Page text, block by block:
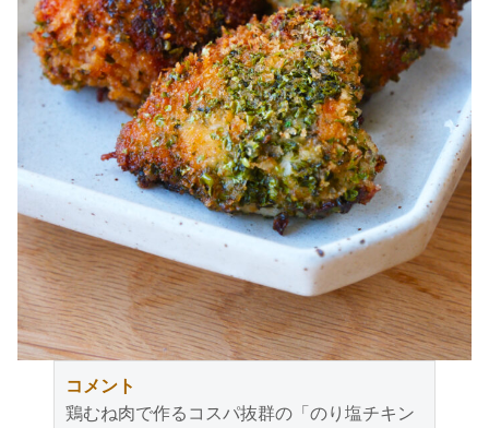
コメント
鶏むね肉で作るコスパ抜群の「のり塩チキン